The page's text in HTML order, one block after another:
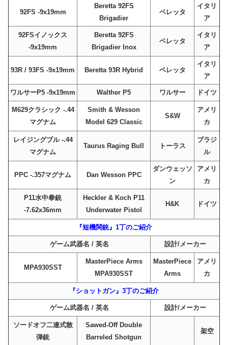
92FS -9x19mm
Beretta 92FS
Brigadier
ベレッタ
イタリ
ア
92FSイノックス
-9x19mm
Beretta 92FS
Brigadier Inox
ベレッタ
イタリ
ア
93R / 93FS -9x19mm Beretta 93R Hybrid ベレッタ
イタリ
ア
ワルサーP5 -9x19mm Walther P5 ワルサー ドイツ
M629クラシック -.44
マグナム
Smith & Wesson
Model 629 Classic
S&W
アメリ
カ
レイジングブル -.44
マグナム
Taurus Raging Bull トーラス
ブラジ
ル
PPC -.357マグナム Dan Wesson PPC
ダンウェッソ
ン
アメリ
カ
P11水中拳銃
-7.62x36mm
Heckler & Koch P11
Underwater Pistol
H&K ドイツ
『短機関銃』1丁のご紹介
ゲーム武器名 / 英名 設計/メーカー
MPA930SST
MasterPiece Arms
MPA930SST
MasterPiece
Arms
アメリ
カ
『ショットガン』3丁のご紹介
ゲーム武器名 / 英名 設計/メーカー
ソードオフ二連式散
弾銃
Sawed-Off Double
Barreled Shotgun
架空